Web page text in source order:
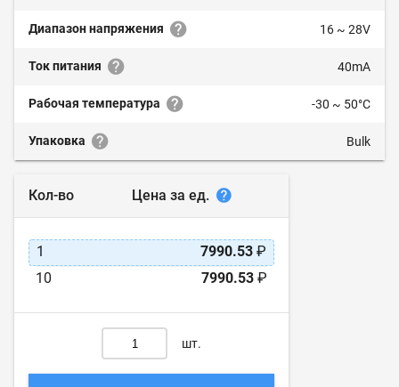
Диапазон напряжения 16 ~ 28V
Ток питания 40mA
Рабочая температура -30 ~ 50°C
Упаковка Bulk
Кол-во Цена за ед.
1 7990.53 ₽
10
7990.53 ₽
шт.